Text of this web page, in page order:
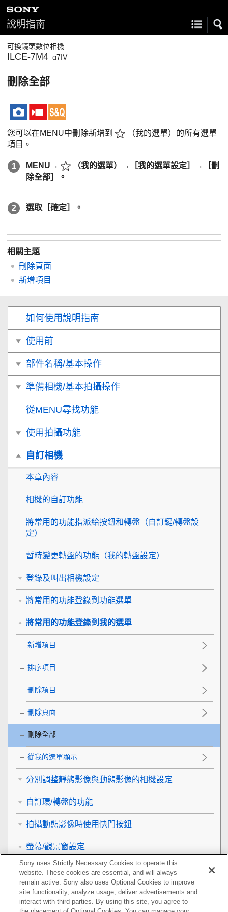
說明指南
可換鏡頭數位相機
ILCE-7M4 α7IV
刪除全部
您可以在MENU中刪除新增到 （我的選單）的所有選單
項目。
MENU → （我的選單）→ ［我的選單設定］ →
［刪
除全部］
。
選取 ［確定］ 。
相關主題
刪除頁面
新增項目
如何使用說明指南
使用前
部件名稱/基本操作
準備相機/基本拍攝操作
從MENU尋找功能
使用拍攝功能
自訂相機
本章內容
相機的自訂功能
將常用的功能指派給按鈕和轉盤（自訂鍵/轉盤設
定）
暫時變更轉盤的功能（我的轉盤設定）
登錄及叫出相機設定
將常用的功能登錄到功能選單
將常用的功能登錄到我的選單
新增項目
排序項目
刪除項目
刪除頁面
刪除全部
從我的選單顯示
分別調整靜態影像與動態影像的相機設定
自訂環/轉盤的功能
拍攝動態影像時使用快門按鈕
螢幕/觀景窗設定
觀看
變更相機設定
Sony uses Strictly Necessary Cookies to operate this
website. These cookies are essential, and will always
remain active. Sony also uses Optional Cookies to improve
site functionality, analyze usage, deliver advertisements and
interact with third parties. By using this site, you agree to